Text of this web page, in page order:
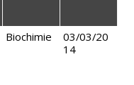
Biochimie
03/03/20
14